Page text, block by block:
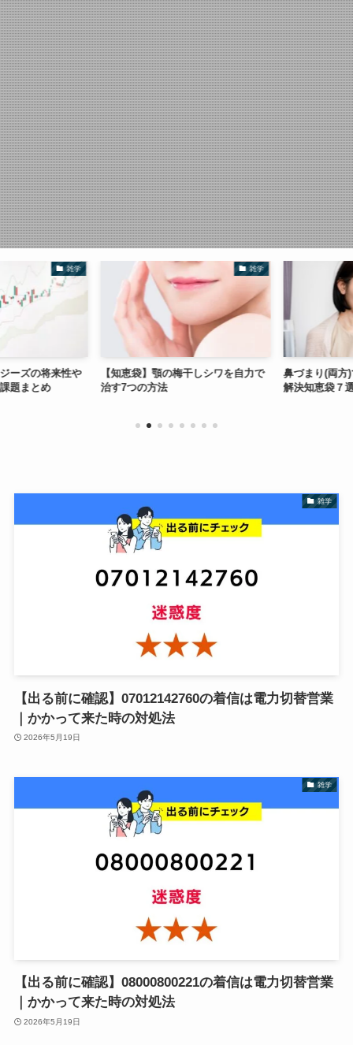
雑学
ズの将来性や
まとめ
雑学
【知恵袋】顎の梅干しシワを自力で
治す7つの方法
鼻づまり(両方)
解決知恵袋７選
雑学
【出る前に確認】07012142760の着信は電力切替営業
｜かかって来た時の対処法
2026年5月19日
雑学
【出る前に確認】08000800221の着信は電力切替営業
｜かかって来た時の対処法
2026年5月19日